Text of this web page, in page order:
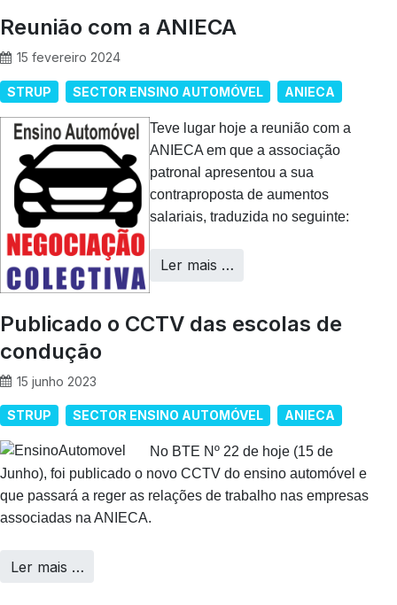
Reunião com a ANIECA
15 fevereiro 2024
STRUP SECTOR ENSINO AUTOMÓVEL ANIECA
Teve lugar hoje a reunião com a
ANIECA em que a associação
patronal apresentou a sua
contraproposta de aumentos
salariais, traduzida no seguinte:
Ler mais …
Publicado o CCTV das escolas de
condução
15 junho 2023
STRUP SECTOR ENSINO AUTOMÓVEL ANIECA
No BTE Nº 22 de hoje (15 de
Junho), foi publicado o novo CCTV do ensino automóvel e
que passará a reger as relações de trabalho nas empresas
associadas na ANIECA.
Ler mais …